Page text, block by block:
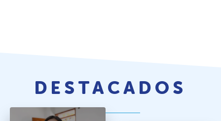
DESTACADOS